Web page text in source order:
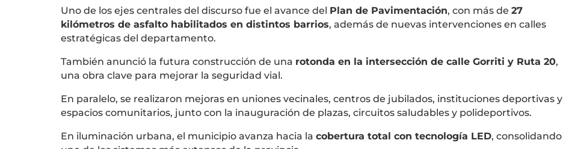
Uno de los ejes centrales del discurso fue el avance del Plan de Pavimentación, con más de 27
kilómetros de asfalto habilitados en distintos barrios, además de nuevas intervenciones en calles
estratégicas del departamento.
También anunció la futura construcción de una rotonda en la intersección de calle Gorriti y Ruta 20,
una obra clave para mejorar la seguridad vial.
En paralelo, se realizaron mejoras en uniones vecinales, centros de jubilados, instituciones deportivas y
espacios comunitarios, junto con la inauguración de plazas, circuitos saludables y polideportivos.
En iluminación urbana, el municipio avanza hacia la cobertura total con tecnología LED, consolidando